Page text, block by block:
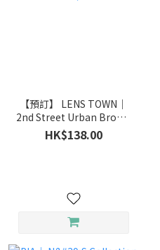
【預訂】 LENS TOWN｜
2nd Street Urban Brown
(日拋)
HK$138.00